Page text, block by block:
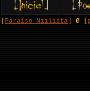
Paraíso Niilista ] Ø [